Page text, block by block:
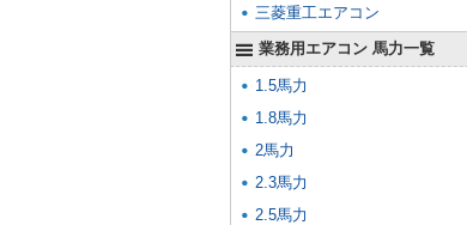
三菱重工エアコン
業務用エアコン 馬力一覧
1.5馬力
1.8馬力
2馬力
2.3馬力
2.5馬力